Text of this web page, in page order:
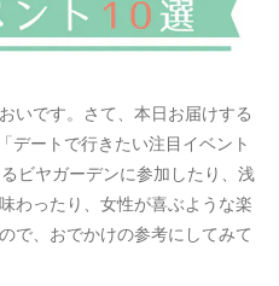
いです。さて、本日お届けする
デートで行きたい注目イベント
ビヤガーデンに参加したり、浅
わったり、女性が喜ぶような楽
で、おでかけの参考にしてみて